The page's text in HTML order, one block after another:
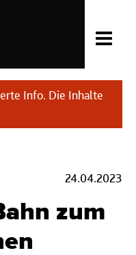
Info. Die Inhalte
24.04.2023
zum